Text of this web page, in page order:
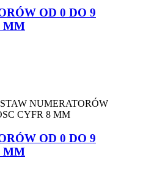
OD 0 DO 9
MM
OD 0 DO 9
MM